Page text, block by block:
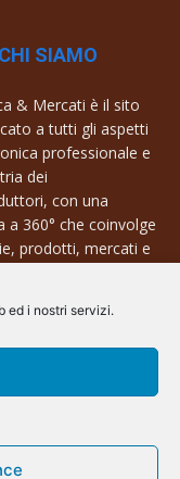
ed i nostri servizi.
CHI SIAMO
& Mercati è il sito
a tutti gli aspetti
professionale e
dei
con una
a 360° che coinvolge
prodotti, mercati e